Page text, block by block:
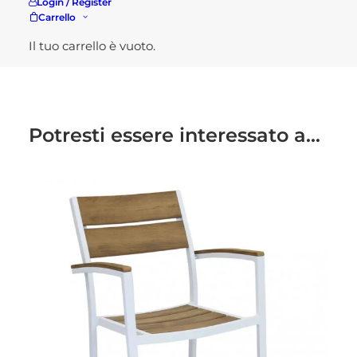
Carrello
Il tuo carrello è vuoto.
Potresti essere interessato a...